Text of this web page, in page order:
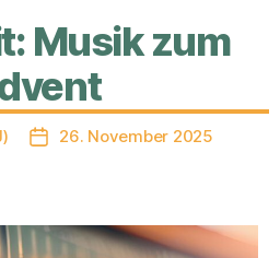
Musik zum
Veröffentlichungsdatum
26. November 2025